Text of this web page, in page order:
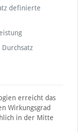
definierte
erreicht das
Wirkungsgrad
in der Mitte